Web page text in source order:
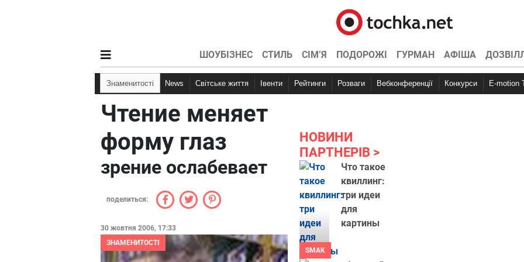
ШОУБІЗНЕС СТИЛЬ СІМ’Я ПОДОРОЖІ ГУРМАН АФІША
Знаменитості News Світське життя Івенти Рейтинги Розваги Вебконференції Конкурси E-motion
Чтение меняет
форму глаз
зрение ослабевает
поделиться:
30 жовтня 2006, 17:33
ЗНАМЕНИТОСТІ
НОВИНИ
ПАРТНЕРІВ
SMAK
Что такое
квиллинг:
три идеи
для
картины